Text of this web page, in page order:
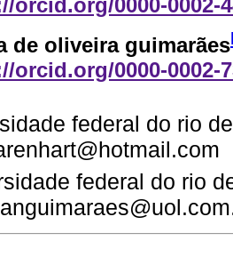
de oliveira guimarães
orcid.org/0000-0002-
federal do rio
federal do rio